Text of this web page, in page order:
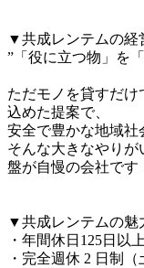
▼共成レンテムの経
”「役に立つ物」を
ただモノを貸すだ
込めた提案で、
安全で豊かな地域社
そんな大きなやり
盤が自慢の会社です
▼共成レンテムの魅
・年間休日125日以上
・完全週休 2 日制（